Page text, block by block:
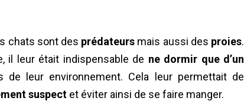
chats sont des prédateurs mais aussi des proies.
il leur était indispensable de ne dormir que d’un
de leur environnement. Cela leur permettait de
suspect et éviter ainsi de se faire manger.